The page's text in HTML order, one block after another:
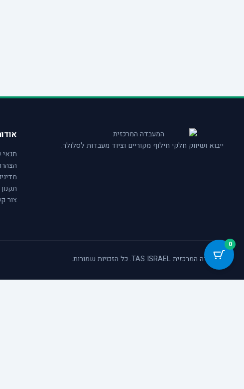
ייבוא ושיווק חלקי חילוף מקוריים וציוד מעבדות לסלולר.
צור
© המעבדה המרכזית TAS ISRAEL. כל הזכויות שמורות.
0